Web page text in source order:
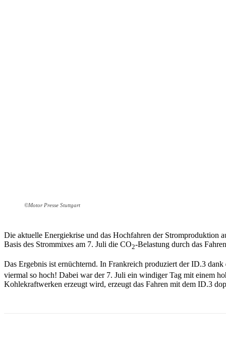
©Motor Presse Stuttgart
Die aktuelle Energiekrise und das Hochfahren der
Basis des Strommixes am 7. Juli die CO2-Belastung durch das
Das Ergebnis ist ernüchternd. In Frankreich produziert der ID.3
viermal so hoch! Dabei war der 7. Juli ein windiger Tag mit einem
Kohlekraftwerken erzeugt wird, erzeugt das Fahren mit dem ID.3